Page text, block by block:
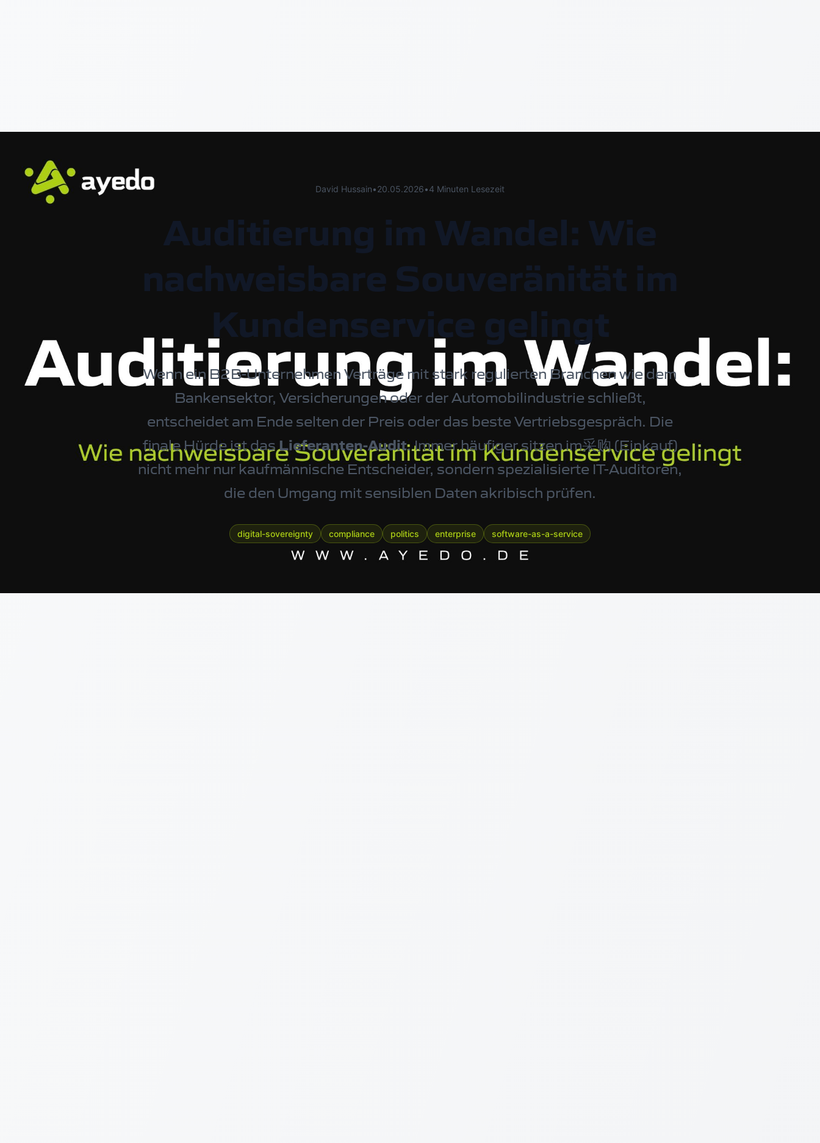
David Hussain•20.05.2026•4 Minuten Lesezeit
Auditierung im Wandel: Wie
nachweisbare Souveränität im
Kundenservice gelingt
Wenn ein B2B-Unternehmen Verträge mit stark regulierten Branchen wie dem
Bankensektor, Versicherungen oder der Automobilindustrie schließt,
entscheidet am Ende selten der Preis oder das beste Vertriebsgespräch. Die
finale Hürde ist dasLieferanten-Audit. Immer häufiger sitzen im采购 (Einkauf)
nicht mehr nur kaufmännische Entscheider, sondern spezialisierte IT-Auditoren,
die den Umgang mit sensiblen Daten akribisch prüfen.
digital-sovereignty compliance politics enterprise software-as-a-service